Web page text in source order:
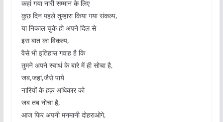
कहां गया नारी सम्मान के लिए
कुछ दिन पहले तुम्हारा किया गया संकल्प,
या निकाल चुके हो अपने दिल से
इस बात का विकल्प,
वैसे भी इतिहास गवाह है कि
तुमने अपने स्वार्थ के बारे में ही सोचा है,
जब,जहां,जैसे पाये
नारियों के हक़ अधिकार को
जब तब नोचा है,
आज फिर अपनी मनमानी दोहराओगे,